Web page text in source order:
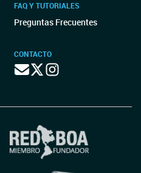
FAQ Y TUTORIALES
Preguntas Frecuentes
CONTACTO